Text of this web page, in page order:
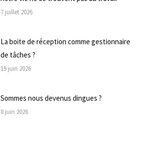
7 juillet 2026
La boite de réception comme gestionnaire
de tâches ?
19 juin 2026
Sommes nous devenus dingues ?
8 juin 2026